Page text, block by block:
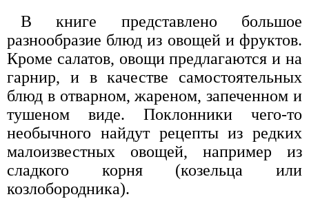
В книге представлено большое
разнообразие блюд из овощей и фруктов.
Кроме салатов, овощи предлагаются и на
гарнир, и в качестве самостоятельных
блюд в отварном, жареном, запеченном и
тушеном виде. Поклонники чего-то
необычного найдут рецепты из редких
малоизвестных овощей, например из
сладкого корня (козельца или
козлобородника).